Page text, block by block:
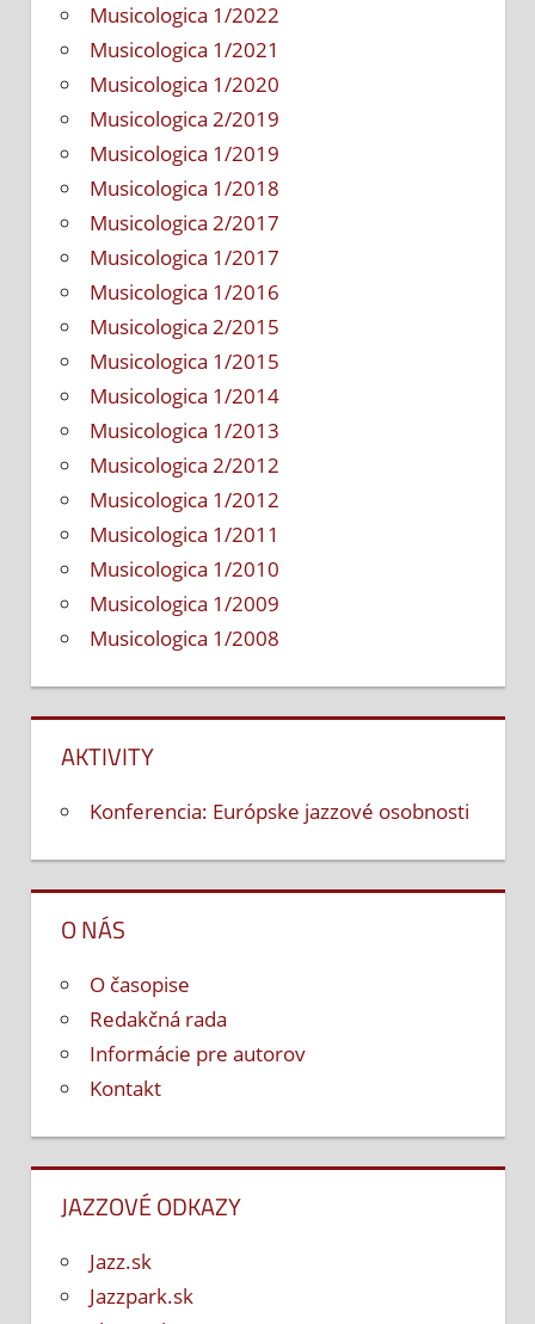
Musicologica 1/2022
Musicologica 1/2021
Musicologica 1/2020
Musicologica 2/2019
Musicologica 1/2019
Musicologica 1/2018
Musicologica 2/2017
Musicologica 1/2017
Musicologica 1/2016
Musicologica 2/2015
Musicologica 1/2015
Musicologica 1/2014
Musicologica 1/2013
Musicologica 2/2012
Musicologica 1/2012
Musicologica 1/2011
Musicologica 1/2010
Musicologica 1/2009
Musicologica 1/2008
AKTIVITY
Konferencia: Európske jazzové osobnosti
O NÁS
O časopise
Redakčná rada
Informácie pre autorov
Kontakt
JAZZOVÉ ODKAZY
Jazz.sk
Jazzpark.sk